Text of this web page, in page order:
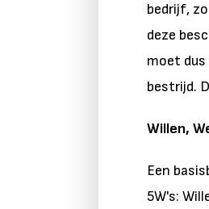
bedrijf,
deze
moet
bestrijd.
Willen,
Een
5W's: